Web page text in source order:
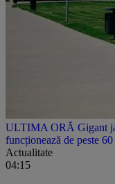
ULTIMA ORĂ Gigant
funcționează de peste
Actualitate
04:15